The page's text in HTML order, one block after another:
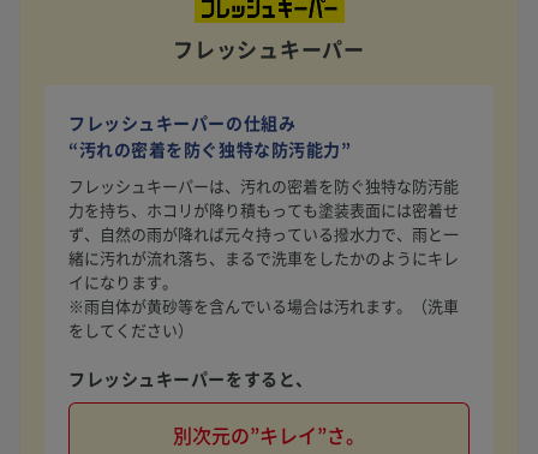
フレッシュキーパー
フレッシュキーパーの仕組み
“汚れの密着を防ぐ独特な防汚能力”
フレッシュキーパーは、汚れの密着を防ぐ独特な防汚能
力を持ち、ホコリが降り積もっても塗装表面には密着せ
ず、自然の雨が降れば元々持っている撥水力で、雨と一
緒に汚れが流れ落ち、まるで洗車をしたかのようにキレ
イになります。
※雨自体が黄砂等を含んでいる場合は汚れます。（洗車
をしてください）
フレッシュキーパーをすると、
別次元の”キレイ”さ。